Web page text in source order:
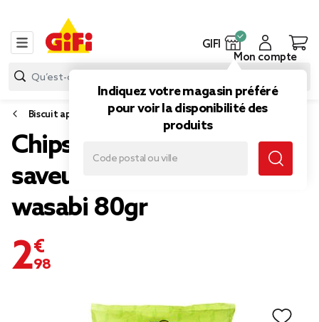
GIFI
Indiquez votre magasin préféré
pour voir la disponibilité des
produits
Mon compte
Biscuit apéritif et snack
Chips piquantes Stripz
saveur piment amazon
wasabi 80gr
2,98 €